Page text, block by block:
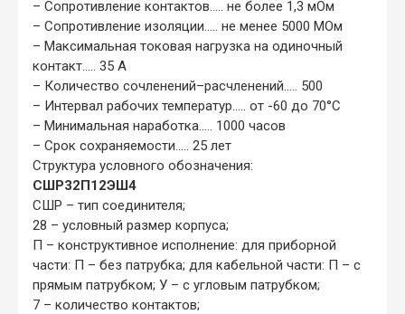
– Сопротивление контактов..... не более 1,3 мОм
– Сопротивление изоляции..... не менее 5000 МОм
– Максимальная токовая нагрузка на одиночный
контакт..... 35 А
– Количество сочленений–расчленений..... 500
– Интервал рабочих температур..... от -60 до 70°С
– Минимальная наработка..... 1000 часов
– Срок сохраняемости..... 25 лет
Структура условного обозначения:
СШР32П12ЭШ4
СШР – тип соединителя;
28 – условный размер корпуса;
П – конструктивное исполнение: для приборной
части: П – без патрубка; для кабельной части: П – с
прямым патрубком; У – с угловым патрубком;
7 – количество контактов;